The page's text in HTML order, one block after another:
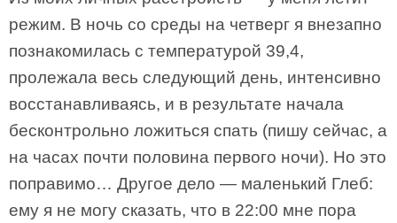
режим. В ночь со среды на четверг я внезапно
познакомилась с температурой 39,4,
пролежала весь следующий день, интенсивно
восстанавливаясь, и в результате начала
бесконтрольно ложиться спать (пишу сейчас, а
на часах почти половина первого ночи). Но это
поправимо… Другое дело — маленький Глеб:
ему я не могу сказать, что в 22:00 мне пора